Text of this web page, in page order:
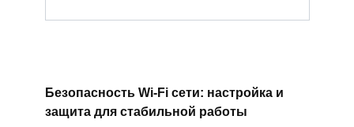
Безопасность Wi-Fi сети: настройка и
защита для стабильной работы